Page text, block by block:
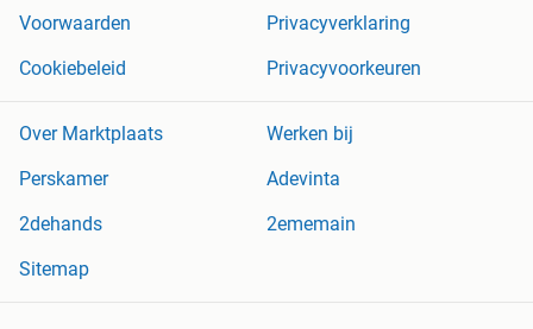
Voorwaarden
Privacyverklaring
Cookiebeleid
Privacyvoorkeuren
Over Marktplaats
Werken bij
Perskamer
Adevinta
2dehands
2ememain
Sitemap